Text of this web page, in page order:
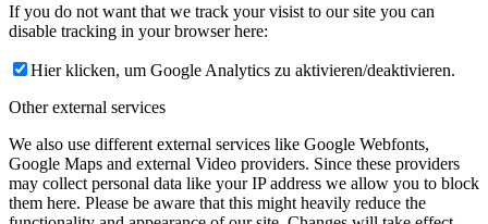
If you do not want that we track your visist to our site you can
disable tracking in your browser here:
Hier klicken, um Google Analytics zu aktivieren/deaktivieren.
Other external services
We also use different external services like Google Webfonts,
Google Maps and external Video providers. Since these providers
may collect personal data like your IP address we allow you to block
them here. Please be aware that this might heavily reduce the